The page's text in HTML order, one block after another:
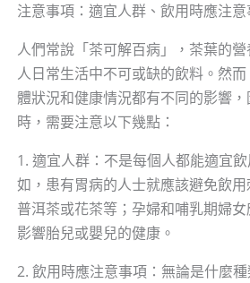
注意事項：適宜人群、飲用時應注意
人們常說「茶可解百病」，茶葉的
人日常生活中不可或缺的飲料。然
體狀況和健康情況都有不同的影響
時，需要注意以下幾點：
1. 適宜人群：不是每個人都能適宜
如，患有胃病的人士就應該避免飲
普洱茶或花茶等；孕婦和哺乳期婦
影響胎兒或嬰兒的健康。
2. 飲用時應注意事項：無論是什麼